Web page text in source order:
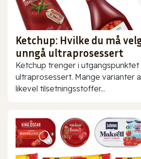
Ketchup: Hvilke du må
unngå ultraprosessert
Ketchup trenger i
ultraprosessert. Mange varianter
likevel tilsetningsstoffer...